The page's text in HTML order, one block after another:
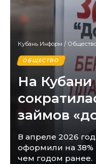
Кубань Информ /
ОБЩЕСТВО
На Кубани
займов
В апреле 2026
оформили на
чем годом ранее.